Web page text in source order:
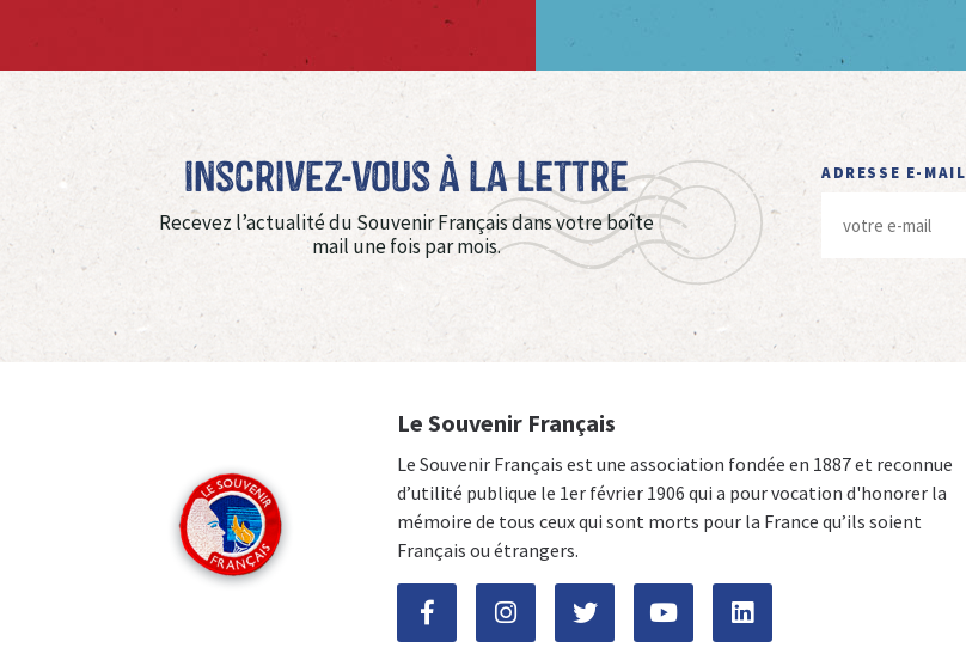
Inscrivez-vous à La Lettre
Recevez l’actualité du Souvenir Français dans votre boîte
mail une fois par mois.
ADRESSE E-MAIL
Le Souvenir Français
Le Souvenir Français est une association fondée en 1887 et reconnue
d’utilité publique le 1er février 1906 qui a pour vocation d'honorer la
mémoire de tous ceux qui sont morts pour la France qu’ils soient
Français ou étrangers.